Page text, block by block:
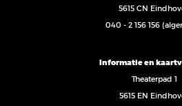
5615 CN
040 - 2 156 156
Informatie en
Theaterpad 1
5615 EN